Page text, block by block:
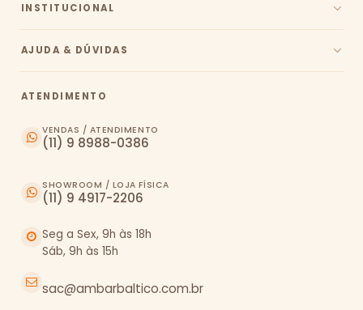
INSTITUCIONAL
AJUDA & DÚVIDAS
ATENDIMENTO
VENDAS / ATENDIMENTO
(11) 9 8988-0386
SHOWROOM / LOJA FÍSICA
(11) 9 4917-2206
Seg a Sex, 9h às 18h
Sáb, 9h às 15h
sac@ambarbaltico.com.br